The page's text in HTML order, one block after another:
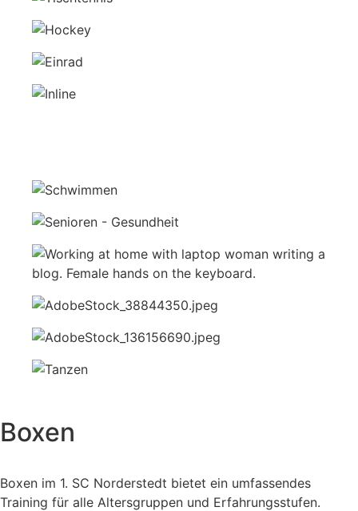
Boxen
Boxen im 1. SC Norderstedt bietet ein umfassendes
Training für alle Altersgruppen und Erfahrungsstufen.